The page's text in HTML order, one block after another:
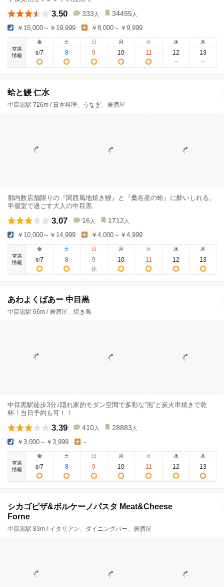
3.50 333 人 34455 人
￥15,000～￥19,999 ￥8,000～￥9,999
空席
情報
金
8/7
土
8
日
9
月
10
火
11
水
12
木
13
蛤と鰻 仁水
中目黒駅 726m / 日本料理、うなぎ、居酒屋
都内数店舗限りの『関西風地焼き鰻』と『桑名産の蛤』に酔いしれる。
半個室で過ごす大人の中目黒
3.07 16 人 1712 人
￥10,000～￥14,999 ￥4,000～￥4,999
空席
情報
金
8/7
土
8
日
9
月
10
火
11
水
12
木
13
あわよくばあー 中目黒
中目黒駅 66m / 居酒屋、焼き鳥
中目黒駅徒歩3分♪隠れ家的モダン空間で多彩な”泡”と炭火串焼きで乾
杯！当日予約も可！！
3.39 410 人 28883 人
￥3,000～￥3,999 -
空席
情報
金
8/7
土
8
日
9
月
10
火
11
水
12
木
13
シカゴピザ&ボルケーノパスタ Meat&Cheese
Forne
中目黒駅 83m / イタリアン、ダイニングバー、居酒屋